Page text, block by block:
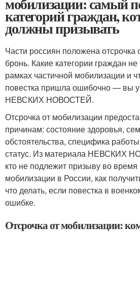
категорий граждан,
должны призывать
Части россиян положена отсрочка
бронь. Какие категории граждан
рамках частичной мобилизации и
повестка пришла ошибочно — вы
НЕВСКИХ НОВОСТЕЙ.
Отсрочка от мобилизации
причинам: состояние здоровья,
обстоятельства, специфика
статус. Из материала НЕВСКИХ
кто не подлежит призыву во время
мобилизации в России, как
что делать, если повестка в
ошибке.
Отсрочка от мобилизации: